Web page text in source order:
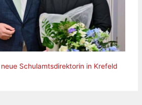
Schulamtsdirektorin in Krefeld